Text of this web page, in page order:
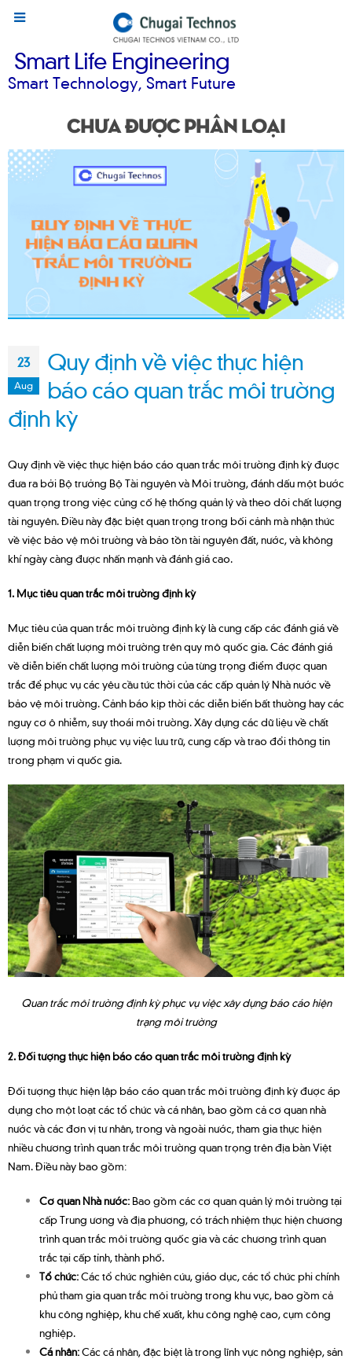
Smart Life Engineering
Smart Technology, Smart Future
Chưa được phân loại
23
Aug
Quy định về việc thực hiện
báo cáo quan trắc môi trường
định kỳ
Quy định về việc thực hiện báo cáo quan trắc môi trường định kỳ được
đưa ra bởi Bộ trưởng Bộ Tài nguyên và Môi trường, đánh dấu một bước
quan trọng trong việc củng cố hệ thống quản lý và theo dõi chất lượng
tài nguyên. Điều này đặc biệt quan trọng trong bối cảnh mà nhận thức
về việc bảo vệ môi trường và bảo tồn tài nguyên đất, nước, và không
khí ngày càng được nhấn mạnh và đánh giá cao.
1. Mục tiêu quan trắc môi trường định kỳ
Mục tiêu của quan trắc môi trường định kỳ là cung cấp các đánh giá về
diễn biến chất lượng môi trường trên quy mô quốc gia. Các đánh giá
về diễn biến chất lượng môi trường của từng trọng điểm được quan
trắc để phục vụ các yêu cầu tức thời của các cấp quản lý Nhà nước về
bảo vệ môi trường. Cảnh báo kịp thời các diễn biến bất thường hay các
nguy cơ ô nhiễm, suy thoái môi trường. Xây dựng các dữ liệu về chất
lượng môi trường phục vụ việc lưu trữ, cung cấp và trao đổi thông tin
trong phạm vi quốc gia.
Quan trắc môi trường định kỳ phục vụ việc xây dựng báo cáo hiện
trạng môi trường
2. Đối tượng thực hiện báo cáo quan trắc môi trường định kỳ
Đối tượng thực hiện lập báo cáo quan trắc môi trường định kỳ được áp
dụng cho một loạt các tổ chức và cá nhân, bao gồm cả cơ quan nhà
nước và các đơn vị tư nhân, trong và ngoài nước, tham gia thực hiện
nhiều chương trình quan trắc môi trường quan trọng trên địa bàn Việt
Nam. Điều này bao gồm:
Cơ quan Nhà nước: Bao gồm các cơ quan quản lý môi trường tại
cấp Trung ương và địa phương, có trách nhiệm thực hiện chương
trình quan trắc môi trường quốc gia và các chương trình quan
trắc tại cấp tỉnh, thành phố.
Tổ chức:Các tổ chức nghiên cứu, giáo dục, các tổ chức phi chính
phủ tham gia quan trắc môi trường trong khu vực, bao gồm cả
khu công nghiệp, khu chế xuất, khu công nghệ cao, cụm công
nghiệp.
Cá nhân:Các cá nhân, đặc biệt là trong lĩnh vực nông nghiệp, sản